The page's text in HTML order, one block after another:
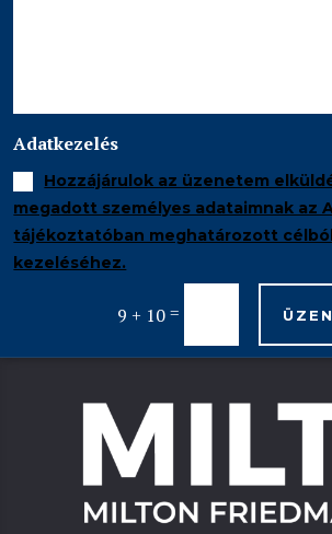
Adatkezelés
Hozzájárulok az üzenetem
megadott személyes adataimnak az
tájékoztatóban meghatározott
kezeléséhez.
9 + 10=